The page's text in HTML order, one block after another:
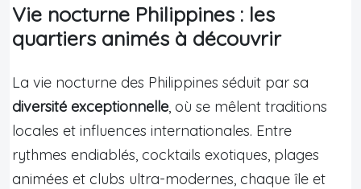
Vie nocturne Philippines : les
quartiers animés à découvrir
La vie nocturne des Philippines séduit par sa
diversité exceptionnelle, où se mêlent traditions
locales et influences internationales. Entre
rythmes endiablés, cocktails exotiques, plages
animées et clubs ultra-modernes, chaque île et